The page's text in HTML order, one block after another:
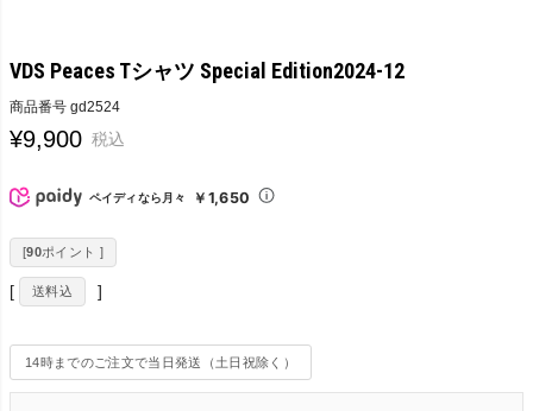
VDS Peaces Tシャツ Special Edition2024-12
商品番号 gd2524
¥9,900 税込
ペイディなら月々 ￥1,650
[90ポイント ]
送料込
14時までのご注文で当日発送（土日祝除く）